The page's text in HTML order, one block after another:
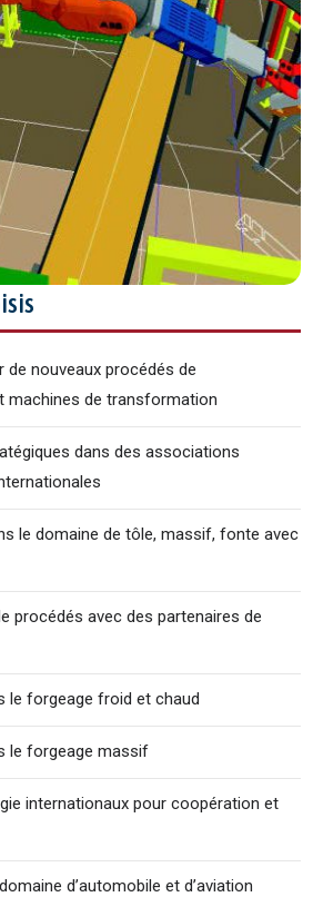
de nouveaux procédés de
machines de transformation
dans des associations
le domaine de tôle, massif, fonte avec
procédés avec des partenaires de
le forgeage froid et chaud
le forgeage massif
internationaux pour coopération et
d’automobile et d’aviation